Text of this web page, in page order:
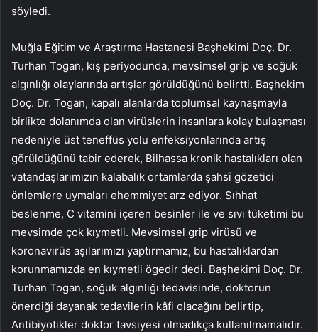
söyledi.
Muğla Eğitim ve Araştırma Hastanesi Başhekimi Doç. Dr.
Turhan Togan, kış periyodunda, mevsimsel grip ve soğuk
algınlığı olaylarında artışlar görüldüğünü belirtti. Başhekim
Doç. Dr. Togan, kapalı alanlarda toplumsal kaynaşmayla
birlikte dolanımda olan virüslerin insanlara kolay bulaşması
nedeniyle üst teneffüs yolu enfeksiyonlarında artış
görüldüğünü tabir ederek, Bilhassa kronik hastalıkları olan
vatandaşlarımızın kalabalık ortamlarda şahsî gözetici
önlemlere uymaları ehemmiyet arz ediyor. Sıhhat
beslenme, C vitamini içeren besinler ile ve sıvı tüketimi bu
mevsimde çok kıymetli. Mevsimsel grip virüsü ve
koronavirüs aşılarımızı yaptırmamız, bu hastalıklardan
korunmamızda en kıymetli ögedir dedi. Başhekimi Doç. Dr.
Turhan Togan, soğuk algınlığı tedavisinde, doktorun
önerdiği dayanak tedavilerin kâfi olacağını belirtip,
Antibiyotikler doktor tavsiyesi olmadıkça kullanılmamalıdır.